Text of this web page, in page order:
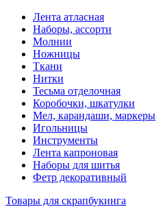
Лента атласная
Наборы, ассорти
Молнии
Ножницы
Ткани
Нитки
Тесьма отделочная
Коробочки, шкатулки
Мел, карандаши, маркеры
Игольницы
Инструменты
Лента капроновая
Наборы для шитья
Фетр декоративный
Товары для скрапбукинга